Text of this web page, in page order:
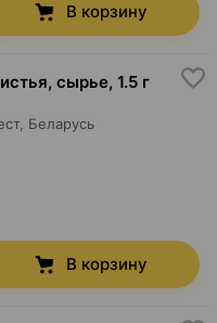
В корзину
сырье, 1.5 г
, Беларусь
В корзину